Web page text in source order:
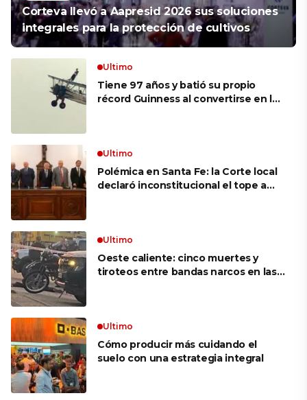
Corteva llevó a Aapresid 2026 sus soluciones
integrales para la protección de cultivos
Ultimo
Tiene 97 años y batió su propio
récord Guinness al convertirse en la
puedo’ no existen en mi vocabulario»
Ultimo
Polémica en Santa Fe: la Corte local
declaró inconstitucional el tope a
Ultimo
Oeste caliente: cinco muertes y
tiroteos entre bandas narcos en las
Ultimo
Cómo producir más cuidando el
suelo con una estrategia integral